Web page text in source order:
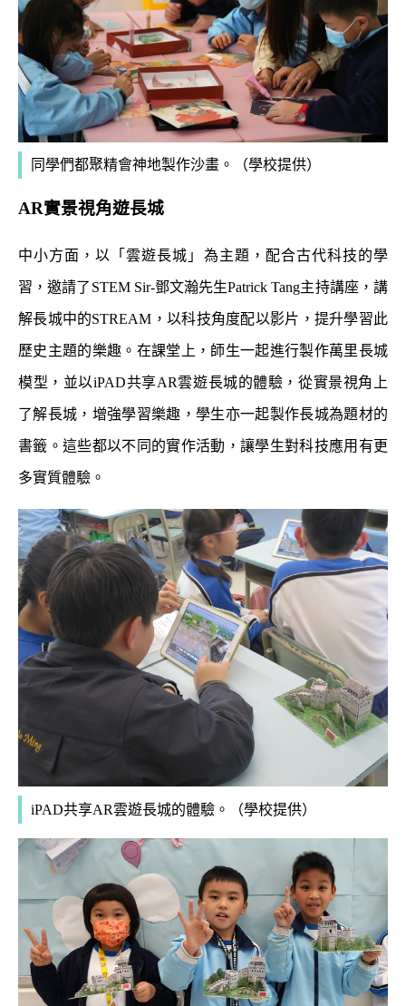
同學們都聚精會神地製作沙畫。（學校提供）
AR實景視角遊長城
中小方面，以「雲遊長城」為主題，配合古代科技的學
習，邀請了STEM Sir-鄧文瀚先生Patrick Tang主持講座，講
解長城中的STREAM，以科技角度配以影片，提升學習此
歷史主題的樂趣。在課堂上，師生一起進行製作萬里長城
模型，並以iPAD共享AR雲遊長城的體驗，從實景視角上
了解長城，增強學習樂趣，學生亦一起製作長城為題材的
書籤。這些都以不同的實作活動，讓學生對科技應用有更
多實質體驗。
iPAD共享AR雲遊長城的體驗。 （學校提供）